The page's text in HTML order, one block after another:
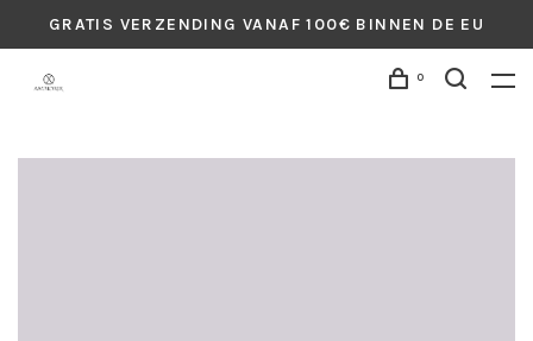
GRATIS VERZENDING VANAF 100€ BINNEN DE EU
0